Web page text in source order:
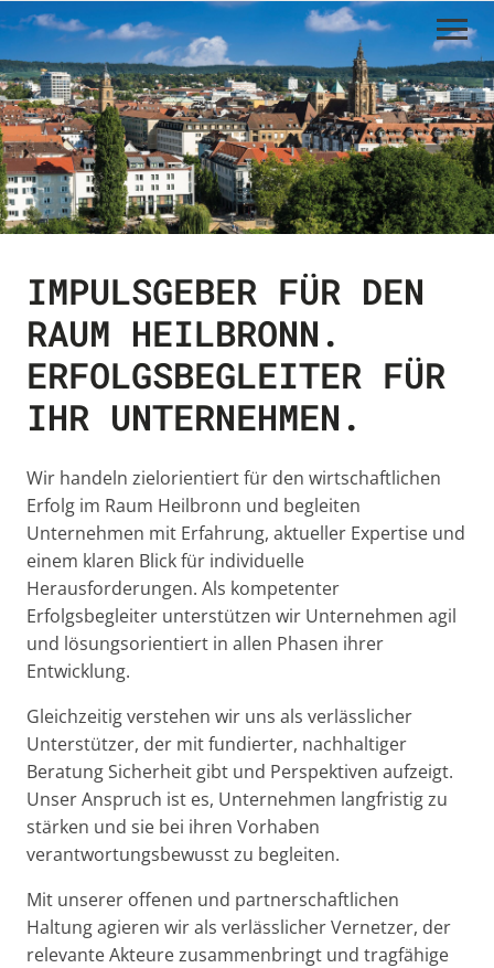
Navigation
überspringen
IMPULSGEBER FÜR DEN
RAUM HEILBRONN.
ERFOLGSBEGLEITER FÜR
IHR UNTERNEHMEN.
Wir handeln zielorientiert für den wirtschaftlichen
Erfolg im Raum Heilbronn und begleiten
Unternehmen mit Erfahrung, aktueller Expertise und
einem klaren Blick für individuelle
Herausforderungen. Als kompetenter
Erfolgsbegleiter unterstützen wir Unternehmen agil
und lösungsorientiert in allen Phasen ihrer
Entwicklung.
Gleichzeitig verstehen wir uns als verlässlicher
Unterstützer, der mit fundierter, nachhaltiger
Beratung Sicherheit gibt und Perspektiven aufzeigt.
Unser Anspruch ist es, Unternehmen langfristig zu
stärken und sie bei ihren Vorhaben
verantwortungsbewusst zu begleiten.
Mit unserer offenen und partnerschaftlichen
Haltung agieren wir als verlässlicher Vernetzer, der
relevante Akteure zusammenbringt und tragfähige